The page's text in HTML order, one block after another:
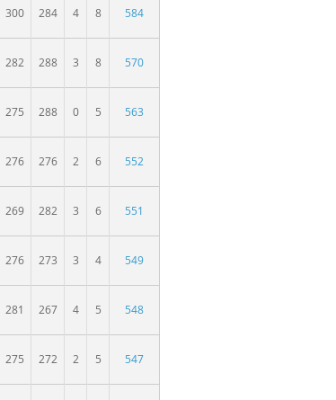
300 284 4 8 584
282 288 3 8 570
275 288 0 5 563
276 276 2 6 552
269 282 3 6 551
276 273 3 4 549
281 267 4 5 548
275 272 2 5 547